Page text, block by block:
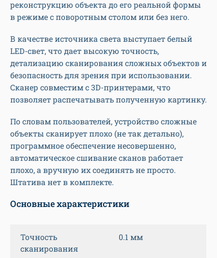
реконструкцию объекта до его реальной формы
в режиме с поворотным столом или без него.
В качестве источника света выступает белый
LED-свет, что дает высокую точность,
детализацию сканирования сложных объектов и
безопасность для зрения при использовании.
Сканер совместим с 3D-принтерами, что
позволяет распечатывать полученную картинку.
По словам пользователей, устройство сложные
объекты сканирует плохо (не так детально),
программное обеспечение несовершенно,
автоматическое сшивание сканов работает
плохо, а вручную их соединять не просто.
Штатива нет в комплекте.
Основные характеристики
Точность
сканирования
0.1 мм